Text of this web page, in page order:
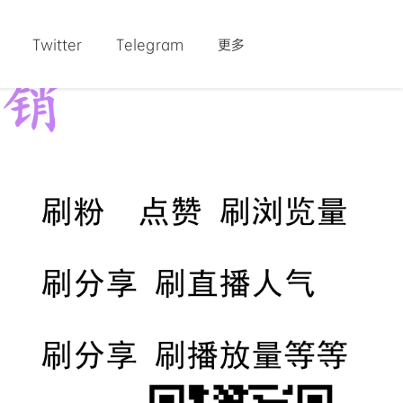
Twitter Telegram 更多